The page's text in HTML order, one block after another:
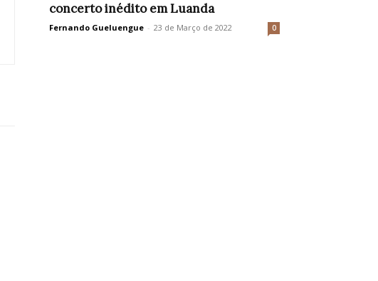
concerto inédito em Luanda
Fernando Gueluengue - 23 de Março de 2022 0